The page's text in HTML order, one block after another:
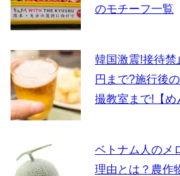
のモチーフ一覧
韓国激震!接待
円まで?施行後
撮教室まで!【め
ベトナム人のメ
理由とは？農作